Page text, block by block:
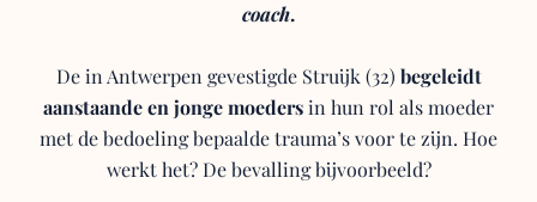
coach.
De in Antwerpen gevestigde Struijk (32) begeleidt
aanstaande en jonge moedersin hun rol als moeder
met de bedoeling bepaalde trauma’s voor te zijn. Hoe
werkt het? De bevalling bijvoorbeeld?